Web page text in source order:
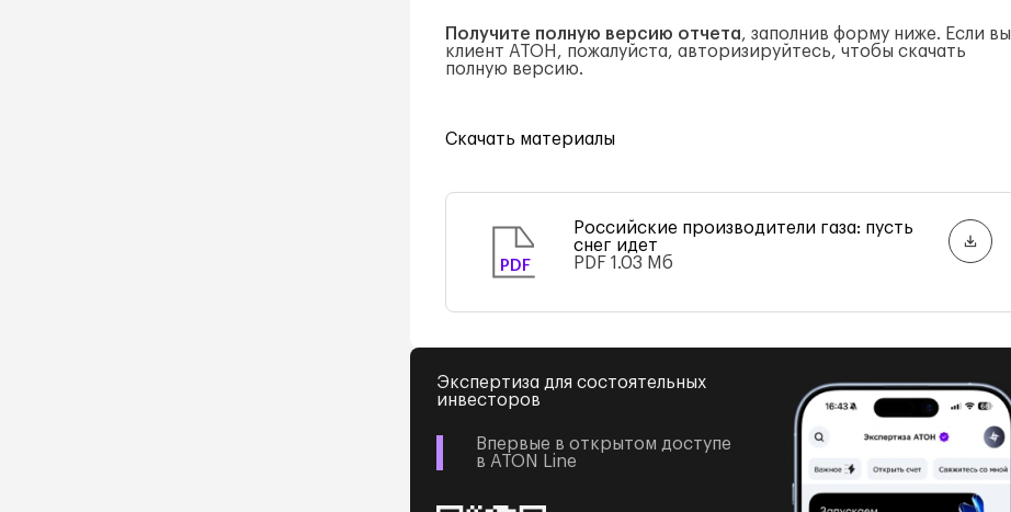
Получите полную версию отчета, заполнив форму ниже. Если вы
клиент АТОН, пожалуйста, авторизируйтесь, чтобы скачать
полную версию.
Скачать материалы
PDF
Российские производители газа: пусть
снег идет
PDF 1.03 Мб
Экспертиза для состоятельных
инвесторов
Впервые в открытом доступе
в ATON Line